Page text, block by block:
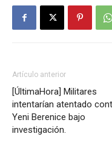
Artículo anterior
[ÚltimaHora] Militares
intentarían atentado
Yeni Berenice bajo
investigación.